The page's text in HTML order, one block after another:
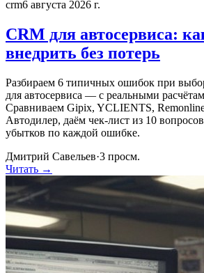
crm6 августа 2026 г.
CRM для автосервиса:
внедрить без потерь
Разбираем 6 типичных ошибок при
для автосервиса — с реальными
Сравниваем Gipix, YCLIENTS,
Автодилер, даём чек-лист из 10
убытков по каждой ошибке.
Дмитрий Савельев·3 просм.
Читать →